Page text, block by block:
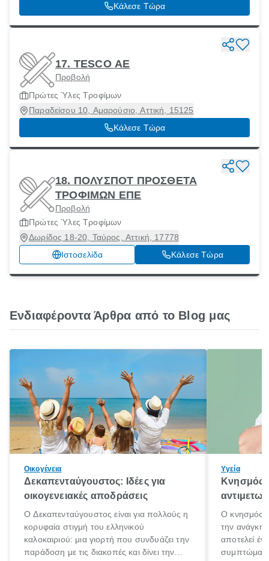
Κάλεσε Τώρα
17. TESCO AE
Προβολή
Πρώτες Ύλες Τροφίμων
Παραδείσου 10, Αμαρούσιο, Αττική, 15125
Κάλεσε Τώρα
18. ΠΟΛΥΣΠΟΤ ΠΡΟΣΘΕΤΑ
ΤΡΟΦΙΜΩΝ ΕΠΕ
Προβολή
Πρώτες Ύλες Τροφίμων
Δωρίδος 18-20, Ταύρος, Αττική, 17778
Ιστοσελίδα
Κάλεσε Τώρα
Ενδιαφέροντα Άρθρα από το Blog μας
Οικογένεια
Δεκαπενταύγουστος: Ιδέες για
οικογενειακές αποδράσεις
Ο Δεκαπενταύγουστος είναι για πολλούς η
κορυφαία στιγμή του ελληνικού
καλοκαιριού: μια γιορτή που συνδυάζει την
παράδοση με τις διακοπές και δίνει την
Υγεία
Κνησμός:
Ο κνησμός
την ανάγκη
αποτελεί